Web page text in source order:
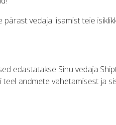
vedaja lisamist teie
edastatakse Sinu vedaja
teel andmete vahetamisest ja